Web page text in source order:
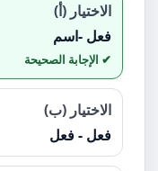
الاختيار (أ)
فعل -اسم
الاختيار (ب)
فعل - فعل